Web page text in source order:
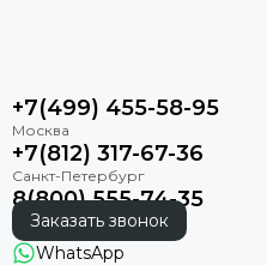
9 Комплект колес
10 Сумка для мамы
+7(499) 455-58-95
+7(812) 317-67-36
8(800) 555-74-35
Заказать звонок
WhatsApp